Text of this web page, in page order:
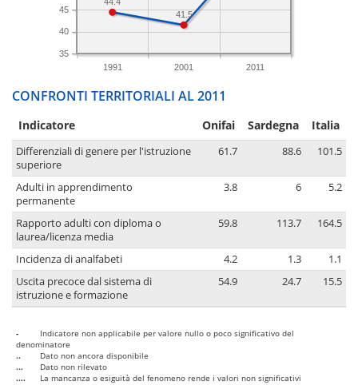
1991 2001 2011
35
40
45 41.5
CONFRONTI TERRITORIALI AL 2011
Indicatore Onifai Sardegna Italia
Differenziali di genere per l'istruzione
superiore
61.7 88.6 101.5
Adulti in apprendimento
permanente
3.8 6 5.2
Rapporto adulti con diploma o
laurea/licenza media
59.8 113.7 164.5
Incidenza di analfabeti 4.2 1.3
1.1
Uscita precoce dal sistema di
istruzione e formazione
54.9 24.7 15.5
-
Indicatore non applicabile per valore nullo o poco significativo del
denominatore
..
Dato non ancora disponibile
...
Dato non rilevato
....
La mancanza o esiguità del fenomeno rende i valori non significativi